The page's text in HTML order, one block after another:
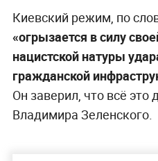
Киевский режим, по
«огрызается в силу
нацистской натуры
гражданской
Он заверил, что всё это
Владимира Зеленского.